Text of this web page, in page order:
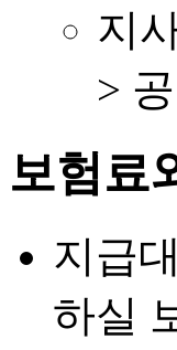
지
>
보험료
지급
하실